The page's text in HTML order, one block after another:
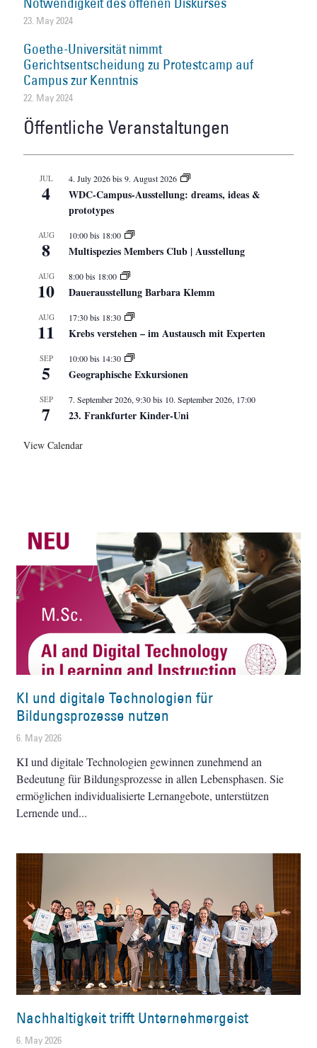
23. May 2024
Goethe-Universität nimmt
Gerichtsentscheidung zu Protestcamp auf
Campus zur Kenntnis
22. May 2024
Öffentliche Veranstaltungen
JUL
4
4. July 2026bis9. August 2026
WDC-Campus-Ausstellung: dreams, ideas &
prototypes
AUG
8
10:00bis 18:00
Multispezies Members Club | Ausstellung
AUG
10
8:00bis 18:00
Dauerausstellung Barbara Klemm
AUG
11
17:30bis 18:30
Krebs verstehen – im Austausch mit Experten
SEP
5
10:00bis 14:30
Geographische Exkursionen
SEP
7
7. September 2026, 9:30bis 10. September 2026, 17:00
23. Frankfurter Kinder-Uni
View Calendar
KI und digitale Technologien für
Bildungsprozesse nutzen
6. May 2026
KI und digitale Technologien gewinnen zunehmend an
Bedeutung für Bildungsprozesse in allen Lebensphasen. Sie
ermöglichen individualisierte Lernangebote, unterstützen
Lernende und
Nachhaltigkeit trifft Unternehmergeist
6. May 2026